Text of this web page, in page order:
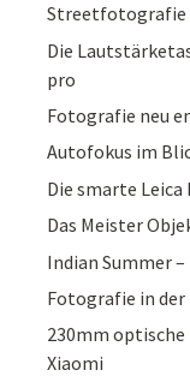
Streetfotografie
Die
pro
Fotografie neu
Autofokus im
Die smarte
Das Meister
Indian Summer
Fotografie in der
230mm optische
Xiaomi